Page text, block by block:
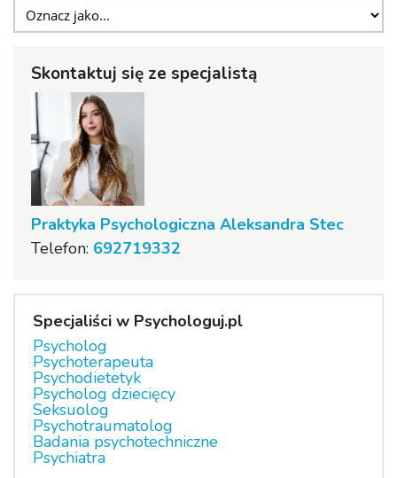
Skontaktuj się ze specjalistą
Praktyka Psychologiczna Aleksandra Stec
Telefon: 692719332
Specjaliści w Psychologuj.pl
Psycholog
Psychoterapeuta
Psychodietetyk
Psycholog dziecięcy
Seksuolog
Psychotraumatolog
Badania psychotechniczne
Psychiatra